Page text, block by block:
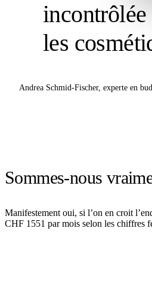
incontrôlée
les
Andrea Schmid-Fischer, experte en
Sommes-nous
Manifestement oui, si l’on en croit
CHF 1551 par mois selon les chiffres